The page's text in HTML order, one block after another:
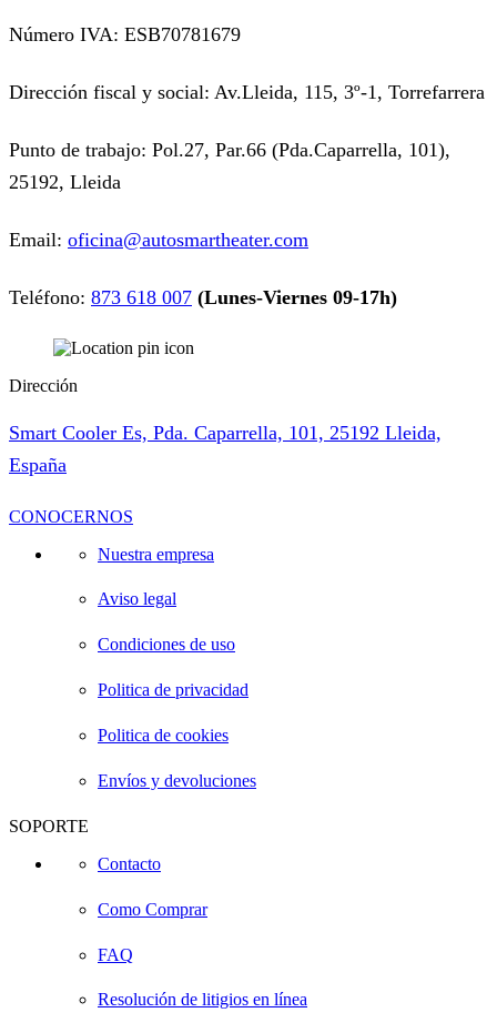
Número IVA: ESB70781679
Dirección fiscal y social: Av.Lleida, 115, 3º-1, Torrefarrera
Punto de trabajo: Pol.27, Par.66 (Pda.Caparrella, 101),
25192, Lleida
Email: oficina@autosmartheater.com
Teléfono: 873 618 007 (Lunes-Viernes 09-17h)
Dirección
Smart Cooler Es, Pda. Caparrella, 101, 25192 Lleida,
España
CONOCERNOS
Nuestra empresa
Aviso legal
Condiciones de uso
Politica de privacidad
Politica de cookies
Envíos y devoluciones
SOPORTE
Contacto
Como Comprar
FAQ
Resolución de litigios en línea